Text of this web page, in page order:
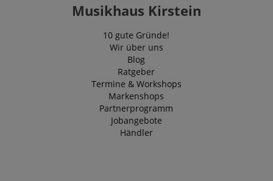
Musikhaus Kirstein
10 gute Gründe!
Wir über uns
Blog
Ratgeber
Termine & Workshops
Markenshops
Partnerprogramm
Jobangebote
Händler